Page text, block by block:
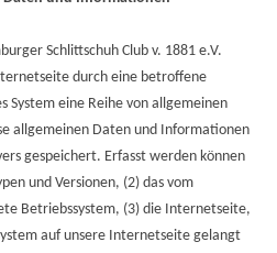
Schlittschuh Club v. 1881 e.V.
durch eine betroffene
System eine Reihe von allgemeinen
allgemeinen Daten und Informationen
gespeichert. Erfasst werden können
und Versionen, (2) das vom
Betriebssystem, (3) die Internetseite,
auf unsere Internetseite gelangt